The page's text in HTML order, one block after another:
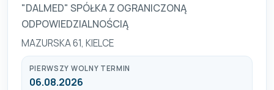
"DALMED" SPÓŁKA Z OGRANICZONĄ
ODPOWIEDZIALNOŚCIĄ
MAZURSKA 61, KIELCE
PIERWSZY WOLNY TERMIN
06.08.2026